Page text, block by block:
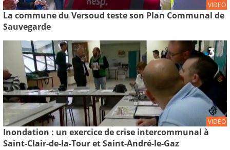
VIDEO
La commune du Versoud teste son Plan Communal de
Sauvegarde
VIDEO
Inondation : un exercice de crise intercommunal à
Saint-Clair-de-la-Tour et Saint-André-le-Gaz